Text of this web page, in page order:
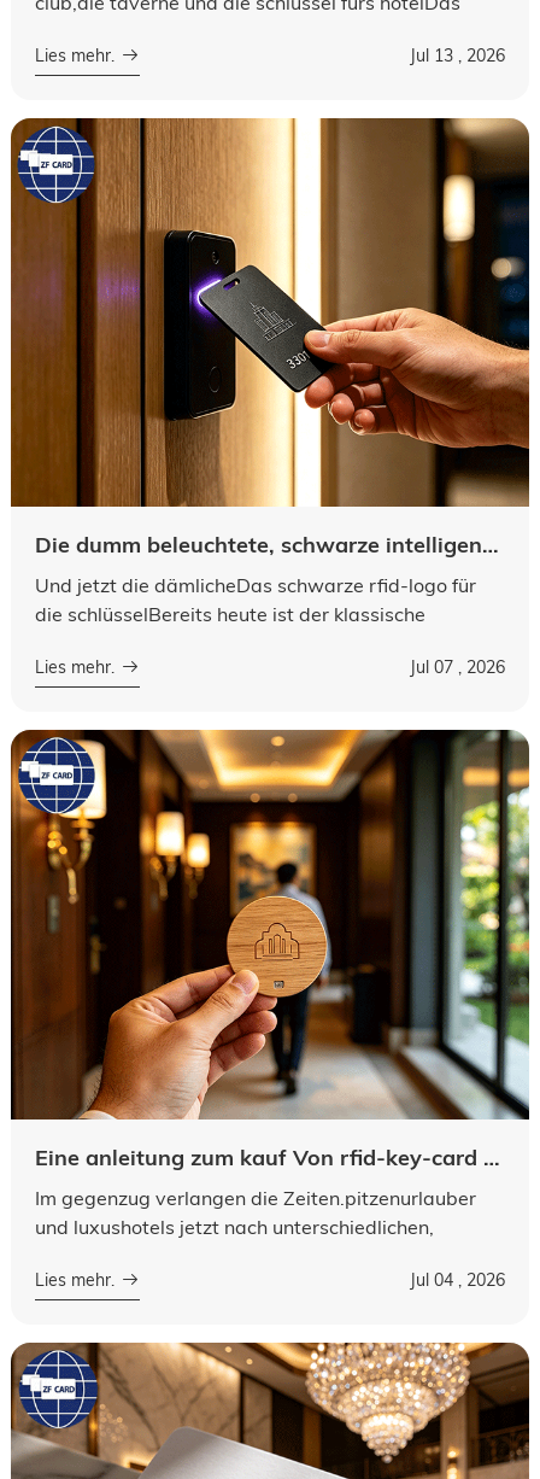
lieferanten für die kunden und zu ein...
Lies mehr. Jul 13 , 2026
Die dumm beleuchtete, schwarze intelligenzkarten, die in hotelzimmern verfügbar sind. Wasserfest und wasserfest ist die rfid-marke. "LOGO ist eine kostenlose vorlage.
Und jetzt die dämlicheDas schwarze rfid-logo für
die schlüsselBereits heute ist der klassische
anderen globalen spitzenhotels et...
Lies mehr. Jul 07 , 2026
Eine anleitung zum kauf Von rfid-key-card im abgefälteten hotel cair de life tropic
Im gegenzug verlangen die Zeiten.pitzenurlauber
und luxushotels jetzt nach unterschiedlichen,
gäste ein besseres gespür dafür be...
Lies mehr. Jul 04 , 2026